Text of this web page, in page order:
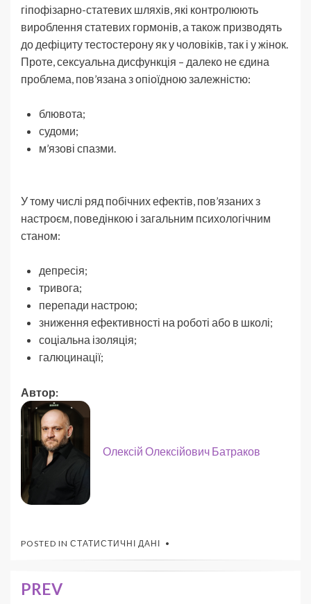
гіпофізарно-статевих шляхів, які контролюють
вироблення статевих гормонів, а також призводять
до дефіциту тестостерону як у чоловіків, так і у жінок.
Проте, сексуальна дисфункція – далеко не єдина
проблема, пов’язана з опіоїдною залежністю:
блювота;
судоми;
м’язові спазми.
У тому числі ряд побічних ефектів, пов’язаних з
настроєм, поведінкою і загальним психологічним
станом:
депресія;
тривога;
перепади настрою;
зниження ефективності на роботі або в школі;
соціальна ізоляція;
галюцинації;
Автор:
Олексій Олексійович Батраков
POSTED IN СТАТИСТИЧНІ ДАНІ
PREV